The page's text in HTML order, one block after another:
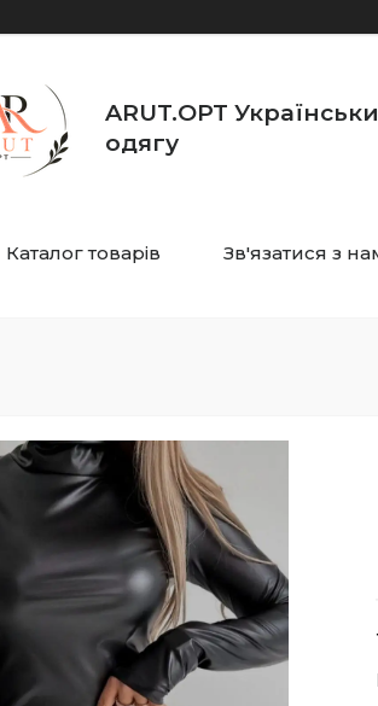
ARUT.OPT
одягу
Каталог товарів Зв'язатися з